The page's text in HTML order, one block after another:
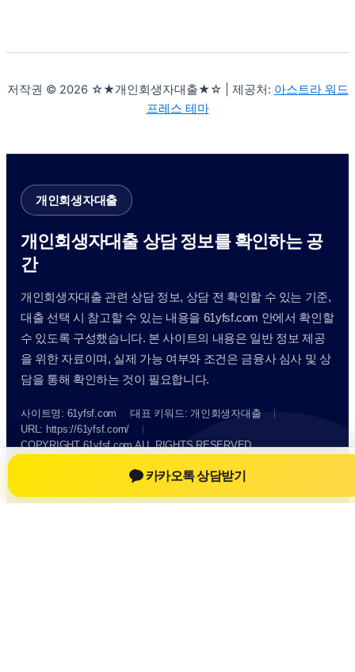
저작권 © 2026 ☆★개인회생자대출★☆ | 제공처: 아스트라 워드
프레스 테마
개인회생자대출
개인회생자대출 상담 정보를 확인하는 공
간
개인회생자대출 관련 상담 정보, 상담 전 확인할 수 있는 기준,
대출 선택 시 참고할 수 있는 내용을 61yfsf.com 안에서 확인할
수 있도록 구성했습니다. 본 사이트의 내용은 일반 정보 제공
을 위한 자료이며, 실제 가능 여부와 조건은 금융사 심사 및 상
담을 통해 확인하는 것이 필요합니다.
사이트명: 61yfsf.com
대표 키워드: 개인회생자대출
URL: https://61yfsf.com/
COPYRIGHT 61yfsf.com ALL RIGHTS RESERVED
개인회생자대출 정보
개인회생대출
개인회생자대출 상담 전 확인사항
카카오톡 상담받기